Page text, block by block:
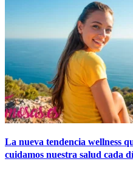
La nueva tendencia wellness
cuidamos nuestra salud cada